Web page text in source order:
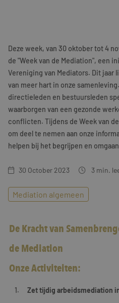
Documenten
Gratis folder
Contact
Deze week, van 30 oktober tot 4
de "Week van de Mediation", een
Vereniging van Mediators. Dit jaar
van meer hart in onze
directieleden en bestuursleden
waarborgen van een gezonde
conflicten. Tijdens de Week van
om deel te nemen aan onze
helpen bij het begrijpen en
30 October 2023 3 min.
Mediation algemeen
De Kracht van
de Mediation
Onze Activiteiten:
Zet tijdig arbeidsmediation